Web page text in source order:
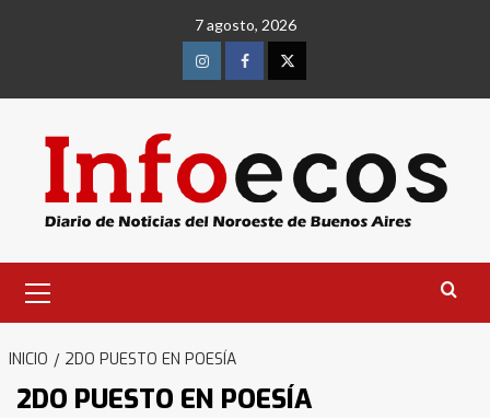
7 agosto, 2026
InstagramFacebookTwitter
primario
INICIO 2DO PUESTO EN POESÍA
2DO PUESTO EN POESÍA